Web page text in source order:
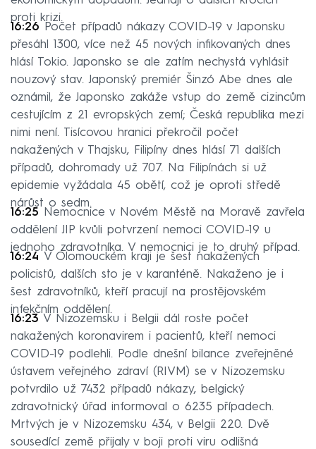
proti krizi.
16:26
Počet případů nákazy COVID-19 v Japonsku
přesáhl 1300, více než 45 nových infikovaných dnes
hlásí Tokio. Japonsko se ale zatím nechystá vyhlásit
nouzový stav. Japonský premiér Šinzó Abe dnes ale
oznámil, že Japonsko zakáže vstup do země cizincům
cestujícím z 21 evropských zemí; Česká republika mezi
nimi není. Tisícovou hranici překročil počet
nakažených v Thajsku, Filipíny dnes hlásí 71 dalších
případů, dohromady už 707. Na Filipínách si už
epidemie vyžádala 45 obětí, což je oproti středě
nárůst o sedm.
16:25 Nemocnice v Novém Městě na Moravě zavřela
oddělení JIP kvůli potvrzení nemoci COVID-19 u
jednoho zdravotníka. V nemocnici je to druhý případ.
16:24 V Olomouckém kraji je šest nakažených
policistů, dalších sto je v karanténě. Nakaženo je i
šest zdravotníků, kteří pracují na prostějovském
infekčním oddělení.
16:23 V Nizozemsku i Belgii dál roste počet
nakažených koronavirem i pacientů, kteří nemoci
COVID-19 podlehli. Podle dnešní bilance zveřejněné
ústavem veřejného zdraví (RIVM) se v Nizozemsku
potvrdilo už 7432 případů nákazy, belgický
zdravotnický úřad informoval o 6235 případech.
Mrtvých je v Nizozemsku 434, v Belgii 220. Dvě
sousedící země přijaly v boji proti viru odlišná